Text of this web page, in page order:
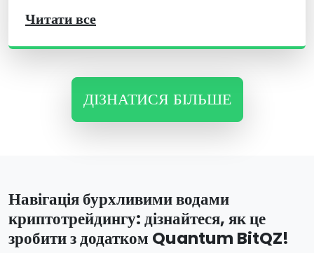
Читати все
ДІЗНАТИСЯ БІЛЬШЕ
Навігація бурхливими водами
криптотрейдингу: дізнайтеся, як це
зробити з додатком Quantum BitQZ!